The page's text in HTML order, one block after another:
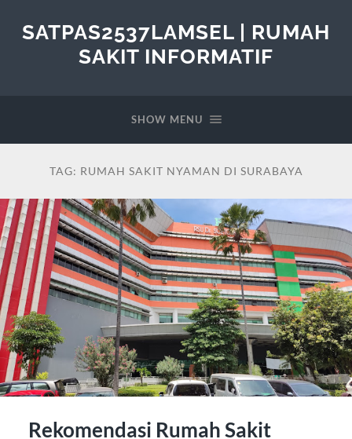
SATPAS2537LAMSEL | RUMAH
SAKIT INFORMATIF
SHOW MENU
TAG: RUMAH SAKIT NYAMAN DI SURABAYA
Rekomendasi Rumah Sakit